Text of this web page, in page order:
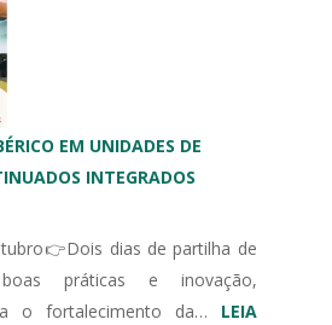
EM UNIDADES DE
INTEGRADOS
dias de partilha de
boas práticas e inovação,
o fortalecimento da… LEIA